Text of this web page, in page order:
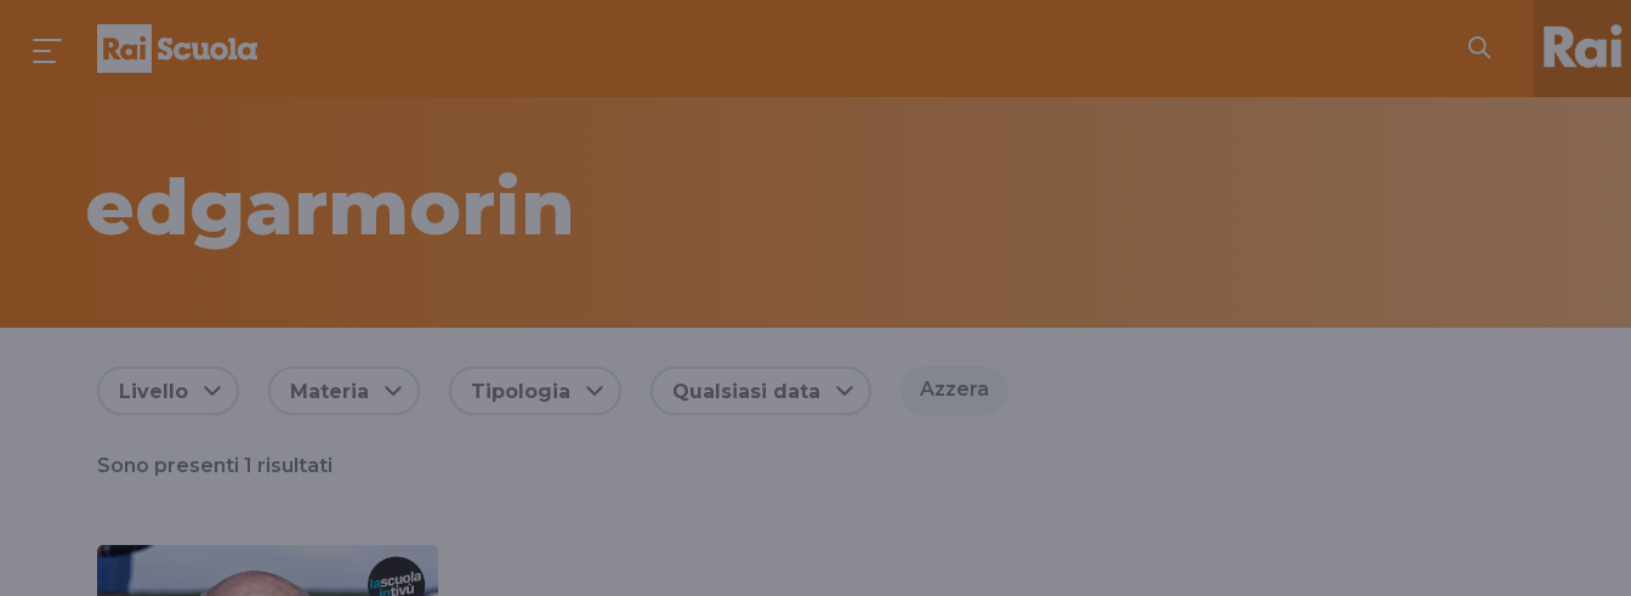
edgarmorin
tag
Livello Materia Tipologia Qualsiasi data Azzera
Sono presenti 1 risultati